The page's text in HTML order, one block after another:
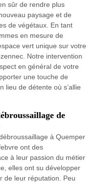
sûr de rendre plus
paysage et de
de végétaux. En tant
en mesure de
vert unique sur votre
Notre intervention
en général de votre
une touche de
lieu de détente où s’allie
de
à Quemper
ont des
à leur passion du métier
elles ont su développer
de leur réputation. Peu